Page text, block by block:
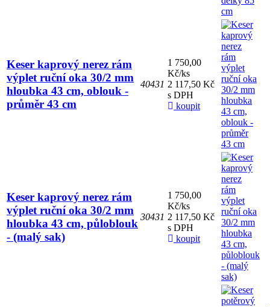
Keser kaprový nerez rám
výplet ruční oka 30/2 mm
hloubka 43 cm, oblouk -
průměr 43 cm
40431
1 750,00
Kč/ks
2 117,50 Kč
s DPH
koupit
Keser kaprový nerez rám
výplet ruční oka 30/2 mm
hloubka 43 cm, půloblouk
- (malý sak)
30431
1 750,00
Kč/ks
2 117,50 Kč
s DPH
koupit